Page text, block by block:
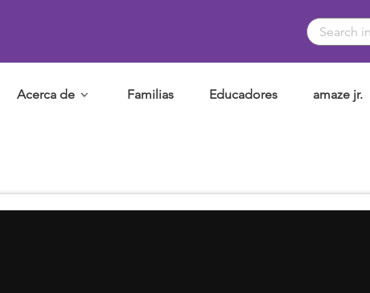
Familias Educadores amaze jr.
Acerca de